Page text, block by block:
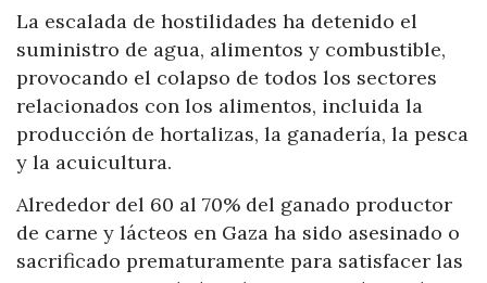
La escalada de hostilidades ha detenido el
suministro de agua, alimentos y combustible,
provocando el colapso de todos los sectores
relacionados con los alimentos, incluida la
producción de hortalizas, la ganadería, la pesca
y la acuicultura.
Alrededor del 60 al 70% del ganado productor
de carne y lácteos en Gaza ha sido asesinado o
sacrificado prematuramente para satisfacer las